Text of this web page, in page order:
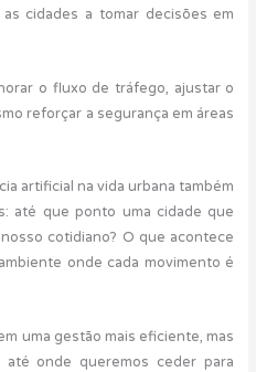
cidades a tomar decisões em
o fluxo de tráfego, ajustar o
reforçar a segurança em áreas
artificial na vida urbana também
até que ponto uma cidade que
cotidiano? O que acontece
onde cada movimento é
uma gestão mais eficiente, mas
onde queremos ceder para